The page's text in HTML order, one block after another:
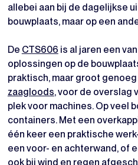
allebei aan bij de dagelijkse
bouwplaats, maar op een
De CTS606 is al jaren een
oplossingen op de
praktisch, maar groot
zaagloods, voor de overslag
plek voor machines. Op veel
containers. Met een
één keer een praktische
een voor- en achterwand, of
ook bij wind en regen